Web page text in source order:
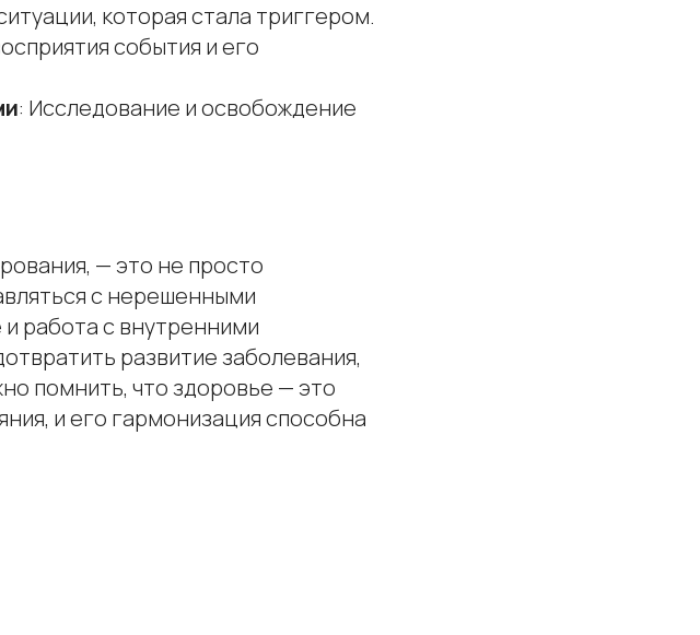
которая стала триггером.
события и его
: Исследование и освобождение
— это не просто
с нерешенными
работа с внутренними
развитие заболевания,
помнить, что здоровье — это
и его гармонизация способна